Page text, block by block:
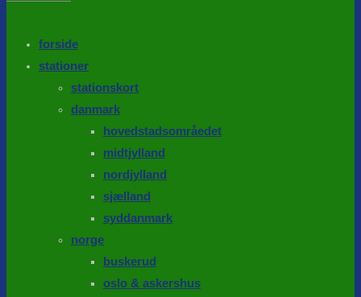
forside
stationer
stationskort
danmark
hovedstadsområedet
midtjylland
nordjylland
sjælland
syddanmark
norge
buskerud
oslo & askershus